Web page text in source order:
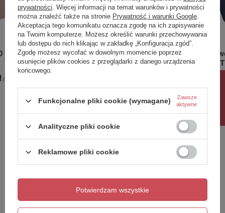
Najwyższa jakość akrylu
UZO
/
Wanna wolnostojąca 160x80 UZO
czarna mat *
Wanna
GRANAT
Zadaj pytanie a my odpowiemy niezwłocznie,
najciekawsze pytania i odpowiedzi publikując
Zadaj pytanie
Napisz swoją opinię
prywatności . Więcej informacji na temat warunków i prywatności
można znaleźć także na stronie Prywatność i warunki Google
Akceptacja tego komunikatu oznacza zgodę na ich zapisywanie
na Twoim komputerze. Możesz określić warunki przechowywania
lub dostępu do nich klikając w zakładkę „Konfiguracja zgód”.
Zgodę możesz wycofać w dowolnym momencie poprzez
usunięcie plików cookies z przeglądarki z danego urządzenia
końcowego.
Funkcjonalne pliki cookie (wymagane)
Zawsze
aktywne
Analityczne pliki cookie
Reklamowe pliki cookie
Potwierdzam wszystkie